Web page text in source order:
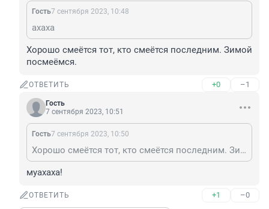
Гость7 сентября 2023, 10:48
ахаха
Хорошо смеётся тот, кто смеётся последним. Зимой
посмеёмся.
ОТВЕТИТЬ +0 –1
Гость
7 сентября 2023, 10:51
Гость7 сентября 2023, 10:50
Хорошо смеётся тот, кто смеётся последним. Зимой посмеёмся.
муахаха!
ОТВЕТИТЬ +1 –0